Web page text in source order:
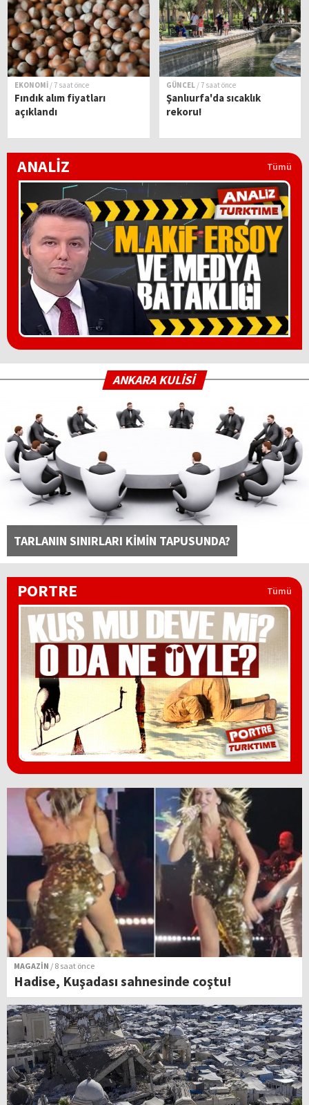
EKONOMİ / 7 saat önce
Fındık alım fiyatları
açıklandı
GÜNCEL / 7 saat önce
Şanlıurfa'da sıcaklık
rekoru!
ANALİZ Tümü
ANKARA KULİSİ
TARLANIN SINIRLARI KİMİN TAPUSUNDA?
PORTRE Tümü
MAGAZİN / 8 saat önce
Hadise, Kuşadası sahnesinde coştu!